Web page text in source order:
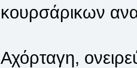
κουρσάρικων
Αχόρταγη,